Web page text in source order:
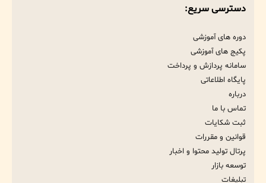
دسترسی سریع:
دوره های آموزشی
پکیج های آموزشی
سامانه پردازش و پرداخت
پایگاه اطلاعاتی
درباره
تماس با ما
ثبت شکایات
قوانین و مقررات
پرتال تولید محتوا و اخبار
توسعه بازار
تبلیغات